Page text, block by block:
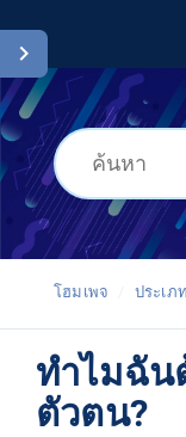
โฮ
อ
Thai
โฮมเพจ ประเภท
ทำไมฉัน
ตัวตน?